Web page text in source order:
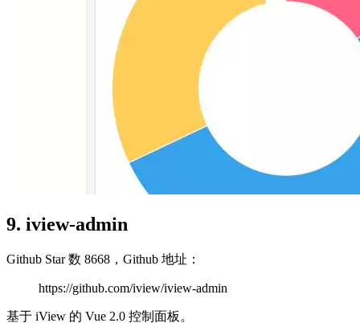
9. iview-admin
Github Star 数 8668，Github 地址：
https://github.com/iview/iview-admin
基于 iView 的 Vue 2.0 控制面板。